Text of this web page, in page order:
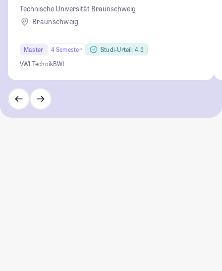
Technische Universität Braunschweig
Braunschweig
Master 4 Semester
Studi-Urteil: 4.5
VWL TechnikBWL